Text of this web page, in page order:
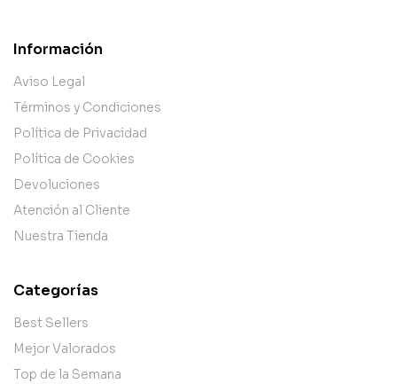
Información
Aviso Legal
Términos y Condiciones
Política de Privacidad
Política de Cookies
Devoluciones
Atención al Cliente
Nuestra Tienda
Categorías
Best Sellers
Mejor Valorados
Top de la Semana